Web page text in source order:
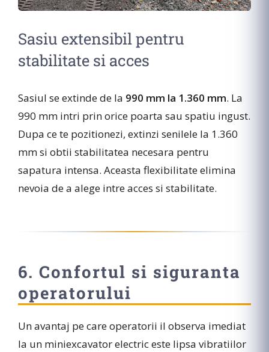
Sasiu extensibil pentru
stabilitate si acces
Sasiul se extinde de la 990 mm la 1.360 mm. La
990 mm intri prin orice poarta sau spatiu ingust.
Dupa ce te pozitionezi, extinzi senilele la 1.360
mm si obtii stabilitatea necesara pentru
sapatura intensa. Aceasta flexibilitate elimina
nevoia de a alege intre acces si stabilitate.
6. Confortul si siguranta
operatorului
Un avantaj pe care operatorii il observa imediat
la un miniexcavator electric este lipsa vibratiilor